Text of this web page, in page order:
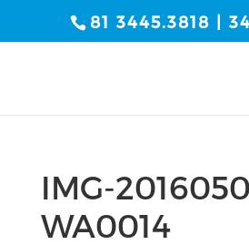
81 3445.3818 |
IMG-
WA0014